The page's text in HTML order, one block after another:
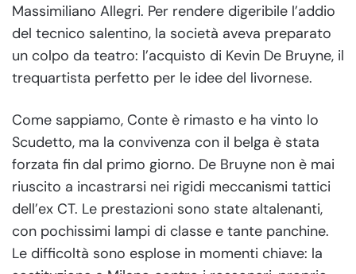
Massimiliano Allegri. Per rendere digeribile l’addio
del tecnico salentino, la società aveva preparato
un colpo da teatro: l’acquisto di Kevin De Bruyne, il
trequartista perfetto per le idee del livornese.
Come sappiamo, Conte è rimasto e ha vinto lo
Scudetto, ma la convivenza con il belga è stata
forzata fin dal primo giorno. De Bruyne non è mai
riuscito a incastrarsi nei rigidi meccanismi tattici
dell’ex CT. Le prestazioni sono state altalenanti,
con pochissimi lampi di classe e tante panchine.
Le difficoltà sono esplose in momenti chiave: la